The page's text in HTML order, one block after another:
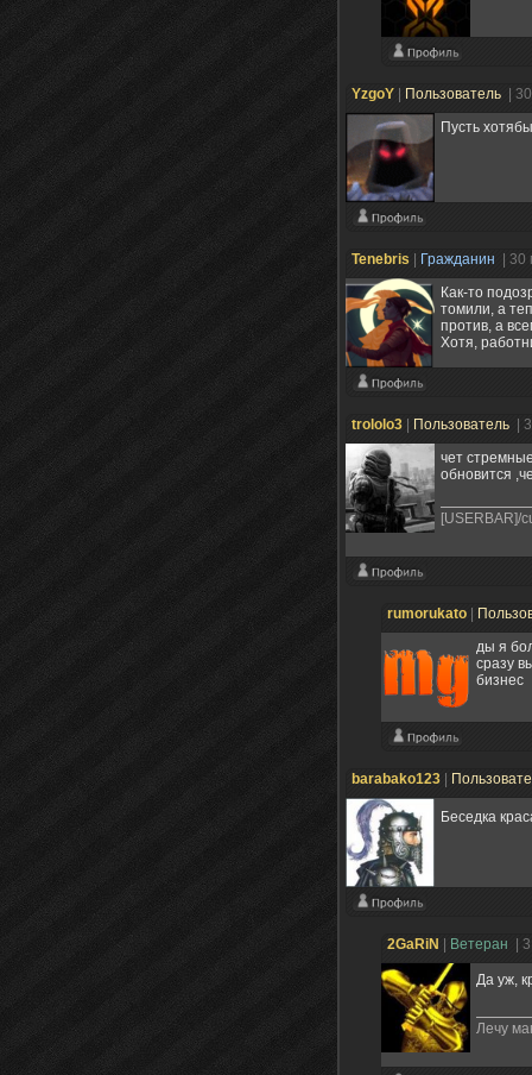
YzgoY Пользователь
|
Пусть
Tenebris Гражданин
|
Как-то
томили, а
против, а
Хотя,
trololo3 Пользователь
|
чет
обновится
[USERBAR]/
rumorukato
ды я
сразу
бизнес
barabako123
Беседка
2GaRiN Ветеран |
Да уж,
Лечу